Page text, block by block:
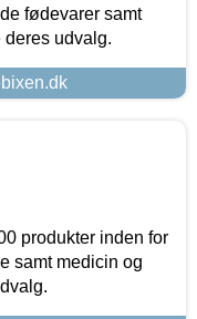
fødevarer samt
deres udvalg.
produkter inden for
samt medicin og